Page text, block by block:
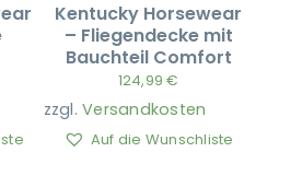
Kentucky Horsewear
– Fliegendecke mit
Bauchteil Comfort
124,99€
zzgl.Versandkosten
Auf die Wunschliste